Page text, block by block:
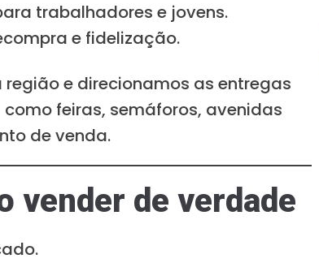
trabalhadores e jovens.
e fidelização.
e direcionamos as entregas
feiras, semáforos, avenidas
de venda.
vender de verdade